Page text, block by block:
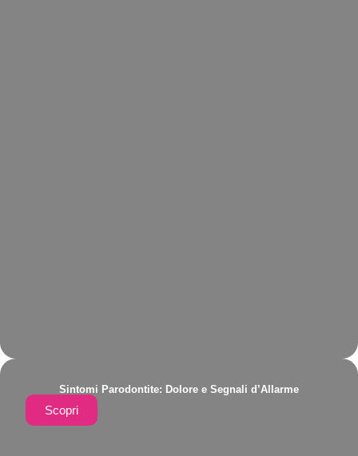
Sintomi Parodontite: Dolore e Segnali d’Allarme
Scopri